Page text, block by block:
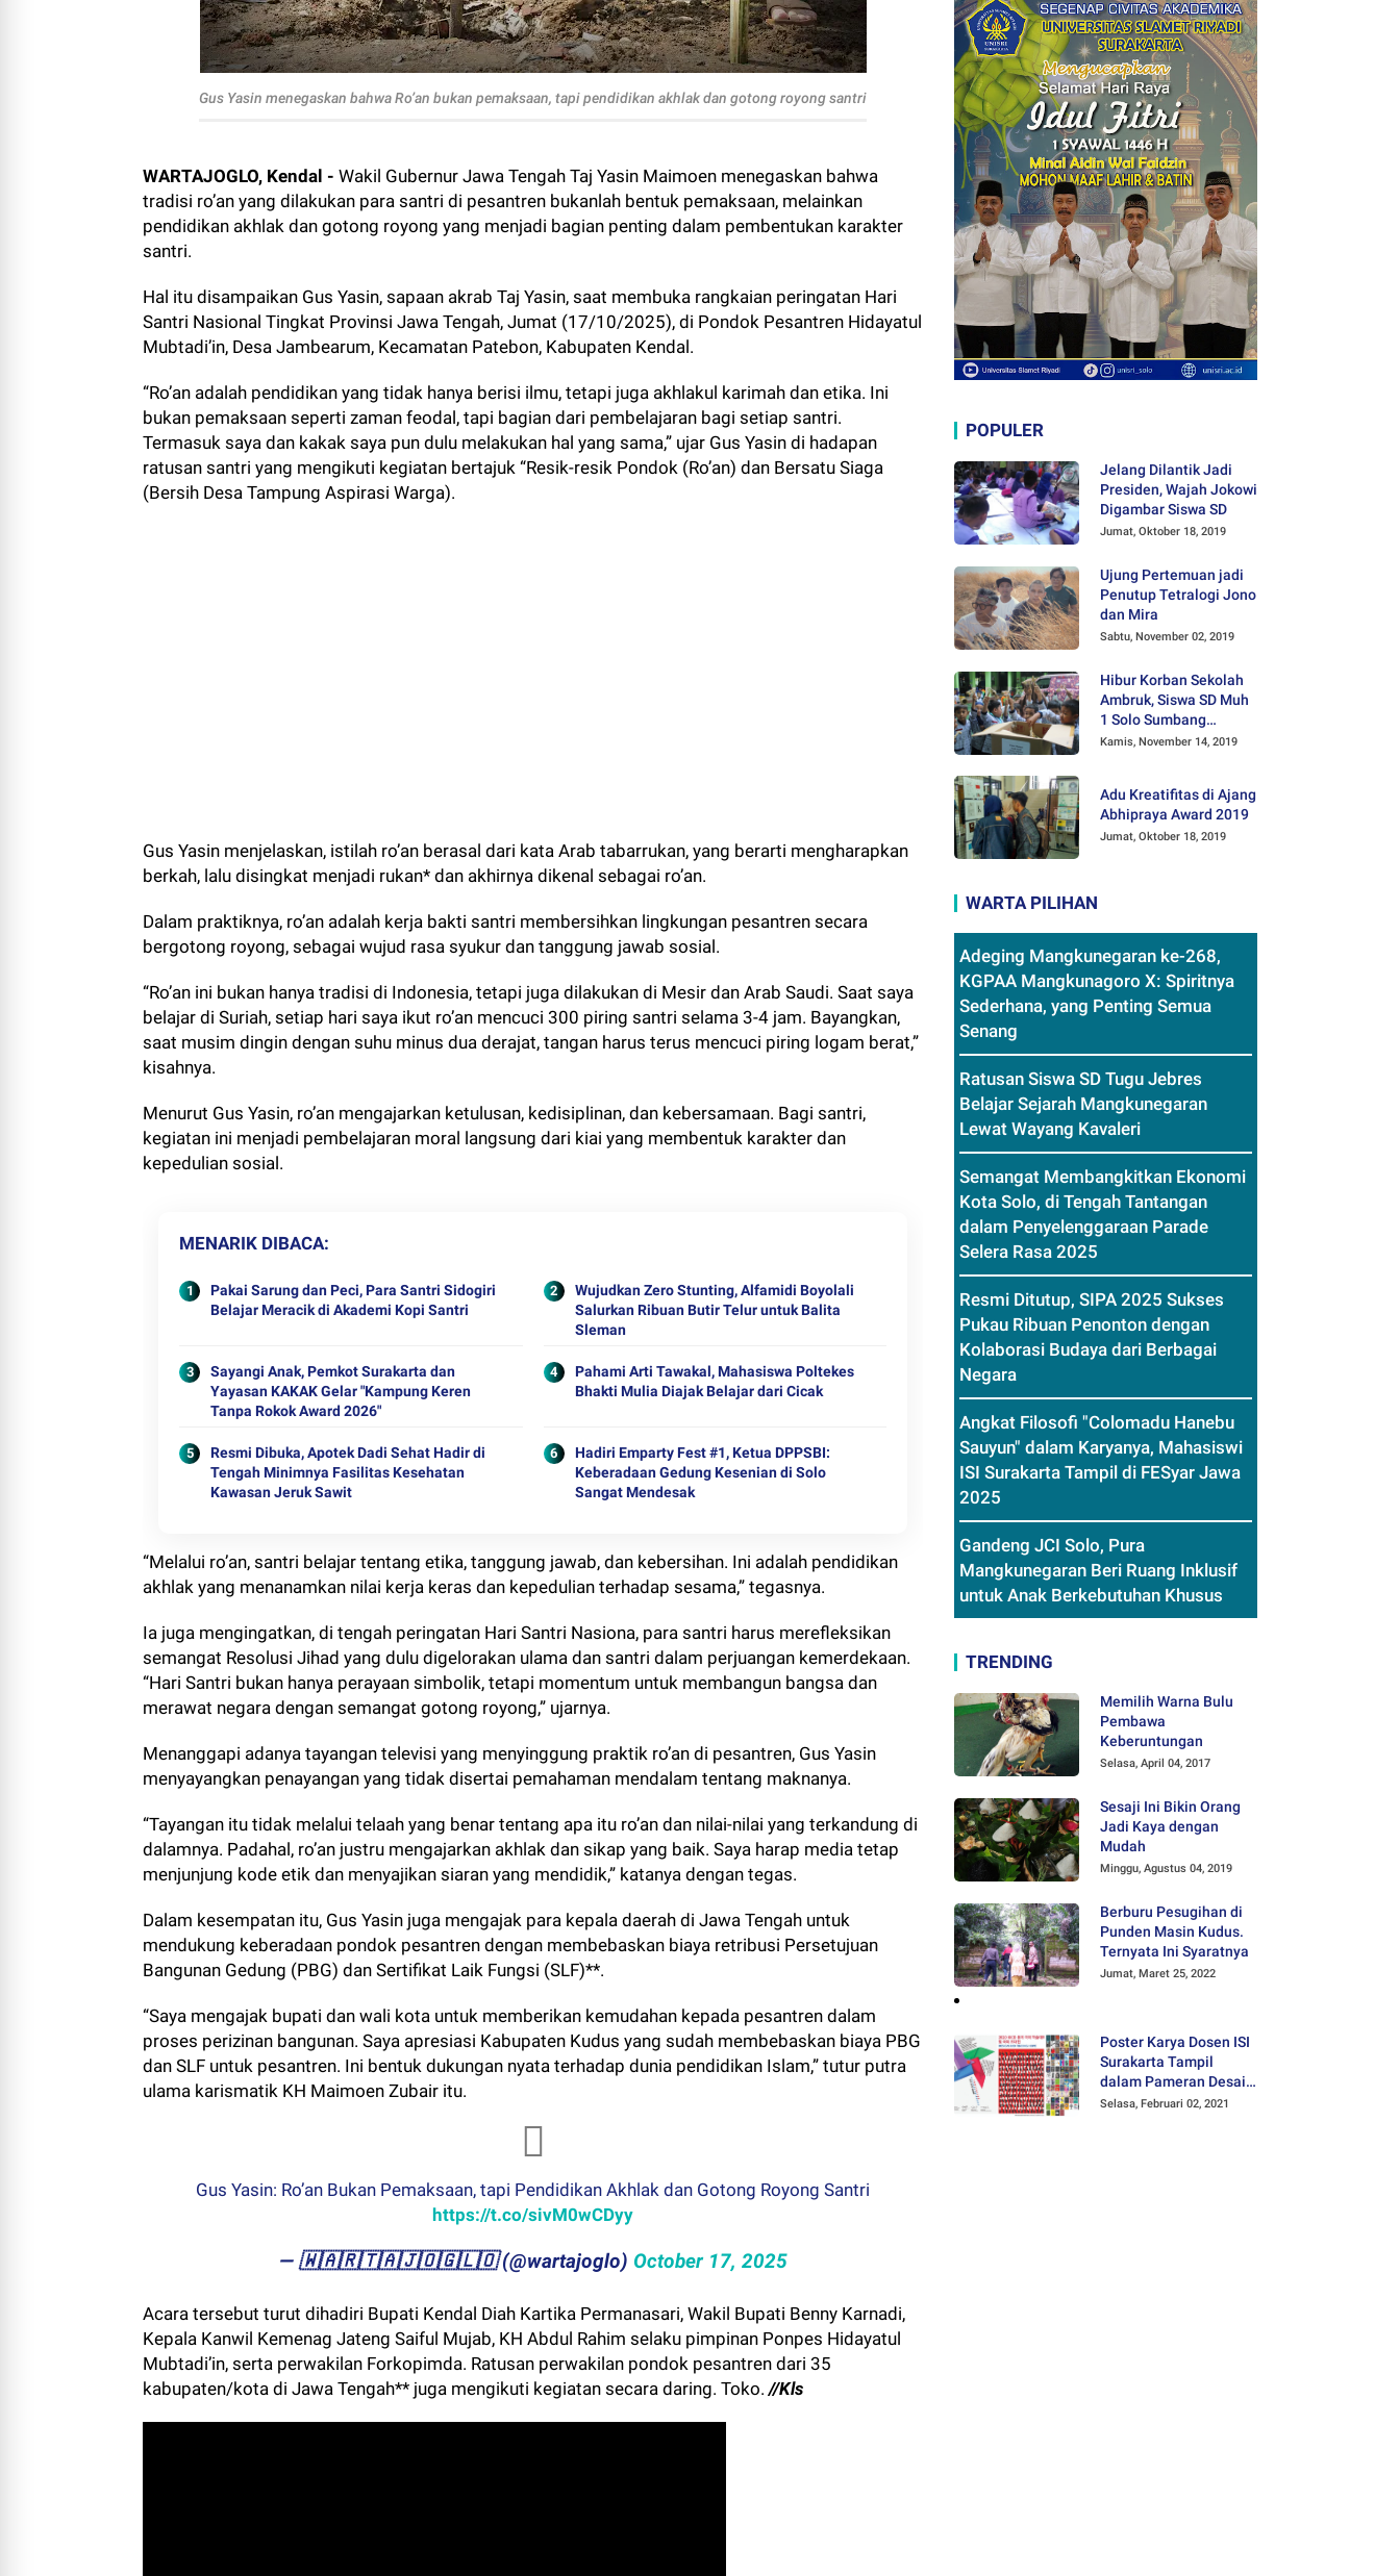
Gus Yasin menegaskan bahwa Ro’an bukan pemaksaan, tapi pendidikan akhlak dan gotong royong santri
WARTAJOGLO, Kendal - Wakil Gubernur Jawa Tengah Taj Yasin Maimoen menegaskan bahwa
tradisi ro’an yang dilakukan para santri di pesantren bukanlah bentuk pemaksaan, melainkan
pendidikan akhlak dan gotong royong yang menjadi bagian penting dalam pembentukan karakter
santri.
Hal itu disampaikan Gus Yasin, sapaan akrab Taj Yasin, saat membuka rangkaian peringatan Hari
Santri Nasional Tingkat Provinsi Jawa Tengah, Jumat (17/10/2025), di Pondok Pesantren Hidayatul
Mubtadi’in, Desa Jambearum, Kecamatan Patebon, Kabupaten Kendal.
“Ro’an adalah pendidikan yang tidak hanya berisi ilmu, tetapi juga akhlakul karimah dan etika. Ini
bukan pemaksaan seperti zaman feodal, tapi bagian dari pembelajaran bagi setiap santri.
Termasuk saya dan kakak saya pun dulu melakukan hal yang sama,” ujar Gus Yasin di hadapan
ratusan santri yang mengikuti kegiatan bertajuk “Resik-resik Pondok (Ro’an) dan Bersatu Siaga
(Bersih Desa Tampung Aspirasi Warga).
Gus Yasin menjelaskan, istilah ro’an berasal dari kata Arab tabarrukan, yang berarti mengharapkan
berkah, lalu disingkat menjadi rukan* dan akhirnya dikenal sebagai ro’an.
Dalam praktiknya, ro’an adalah kerja bakti santri membersihkan lingkungan pesantren secara
bergotong royong, sebagai wujud rasa syukur dan tanggung jawab sosial.
“Ro’an ini bukan hanya tradisi di Indonesia, tetapi juga dilakukan di Mesir dan Arab Saudi. Saat saya
belajar di Suriah, setiap hari saya ikut ro’an mencuci 300 piring santri selama 3-4 jam. Bayangkan,
saat musim dingin dengan suhu minus dua derajat, tangan harus terus mencuci piring logam berat,”
kisahnya.
Menurut Gus Yasin, ro’an mengajarkan ketulusan, kedisiplinan, dan kebersamaan. Bagi santri,
kegiatan ini menjadi pembelajaran moral langsung dari kiai yang membentuk karakter dan
kepedulian sosial.
MENARIK DIBACA
Pakai Sarung dan Peci, Para Santri Sidogiri
Belajar Meracik di Akademi Kopi Santri
Wujudkan Zero Stunting, Alfamidi Boyolali
Salurkan Ribuan Butir Telur untuk Balita
Sleman
Sayangi Anak, Pemkot Surakarta dan
Yayasan KAKAK Gelar "Kampung Keren
Tanpa Rokok Award 2026"
Pahami Arti Tawakal, Mahasiswa Poltekes
Bhakti Mulia Diajak Belajar dari Cicak
Resmi Dibuka, Apotek Dadi Sehat Hadir di
Tengah Minimnya Fasilitas Kesehatan
Kawasan Jeruk Sawit
Hadiri Emparty Fest #1, Ketua DPPSBI:
Keberadaan Gedung Kesenian di Solo
Sangat Mendesak
“Melalui ro’an, santri belajar tentang etika, tanggung jawab, dan kebersihan. Ini adalah pendidikan
akhlak yang menanamkan nilai kerja keras dan kepedulian terhadap sesama,” tegasnya.
Ia juga mengingatkan, di tengah peringatan Hari Santri Nasiona, para santri harus merefleksikan
semangat Resolusi Jihad yang dulu digelorakan ulama dan santri dalam perjuangan kemerdekaan.
“Hari Santri bukan hanya perayaan simbolik, tetapi momentum untuk membangun bangsa dan
merawat negara dengan semangat gotong royong,” ujarnya.
Menanggapi adanya tayangan televisi yang menyinggung praktik ro’an di pesantren, Gus Yasin
menyayangkan penayangan yang tidak disertai pemahaman mendalam tentang maknanya.
“Tayangan itu tidak melalui telaah yang benar tentang apa itu ro’an dan nilai-nilai yang terkandung di
dalamnya. Padahal, ro’an justru mengajarkan akhlak dan sikap yang baik. Saya harap media tetap
menjunjung kode etik dan menyajikan siaran yang mendidik,” katanya dengan tegas.
Dalam kesempatan itu, Gus Yasin juga mengajak para kepala daerah di Jawa Tengah untuk
mendukung keberadaan pondok pesantren dengan membebaskan biaya retribusi Persetujuan
Bangunan Gedung (PBG) dan Sertifikat Laik Fungsi (SLF)**.
“Saya mengajak bupati dan wali kota untuk memberikan kemudahan kepada pesantren dalam
proses perizinan bangunan. Saya apresiasi Kabupaten Kudus yang sudah membebaskan biaya PBG
dan SLF untuk pesantren. Ini bentuk dukungan nyata terhadap dunia pendidikan Islam,” tutur putra
ulama karismatik KH Maimoen Zubair itu.
Gus Yasin: Ro’an Bukan Pemaksaan, tapi Pendidikan Akhlak dan Gotong Royong Santri
https://t.co/sivM0wCDyy
— ​🇼​​🇦​​🇷​​🇹​​🇦​​🇯​​🇴​​🇬​​🇱​​🇴 (@wartajoglo) October 17, 2025
Acara tersebut turut dihadiri Bupati Kendal Diah Kartika Permanasari, Wakil Bupati Benny Karnadi,
Kepala Kanwil Kemenag Jateng Saiful Mujab, KH Abdul Rahim selaku pimpinan Ponpes Hidayatul
Mubtadi’in, serta perwakilan Forkopimda. Ratusan perwakilan pondok pesantren dari 35
kabupaten/kota di Jawa Tengah** juga mengikuti kegiatan secara daring. Toko.//Kls
POPULER
Jelang Dilantik Jadi
Presiden, Wajah Jokowi
Digambar Siswa SD
Jumat, Oktober 18, 2019
Ujung Pertemuan jadi
Penutup Tetralogi Jono
dan Mira
Sabtu, November 02, 2019
Hibur Korban Sekolah
Ambruk, Siswa SD Muh
1 Solo Sumbang
Mainan Othok-othok
Kamis, November 14, 2019
Adu Kreatifitas di Ajang
Abhipraya Award 2019
Jumat, Oktober 18, 2019
WARTA PILIHAN
Adeging Mangkunegaran ke-268,
KGPAA Mangkunagoro X: Spiritnya
Sederhana, yang Penting Semua
Senang
Ratusan Siswa SD Tugu Jebres
Belajar Sejarah Mangkunegaran
Lewat Wayang Kavaleri
Semangat Membangkitkan Ekonomi
Kota Solo, di Tengah Tantangan
dalam Penyelenggaraan Parade
Selera Rasa 2025
Resmi Ditutup, SIPA 2025 Sukses
Pukau Ribuan Penonton dengan
Kolaborasi Budaya dari Berbagai
Negara
Angkat Filosofi "Colomadu Hanebu
Sauyun" dalam Karyanya, Mahasiswi
ISI Surakarta Tampil di FESyar Jawa
2025
Gandeng JCI Solo, Pura
Mangkunegaran Beri Ruang Inklusif
untuk Anak Berkebutuhan Khusus
TRENDING
Memilih Warna Bulu
Pembawa
Keberuntungan
Selasa, April 04, 2017
Sesaji Ini Bikin Orang
Jadi Kaya dengan
Mudah
Minggu, Agustus 04, 2019
Berburu Pesugihan di
Punden Masin Kudus.
Ternyata Ini Syaratnya
Jumat, Maret 25, 2022
Poster Karya Dosen ISI
Surakarta Tampil
dalam Pameran Desain
Poster Internasional
Selasa, Februari 02, 2021